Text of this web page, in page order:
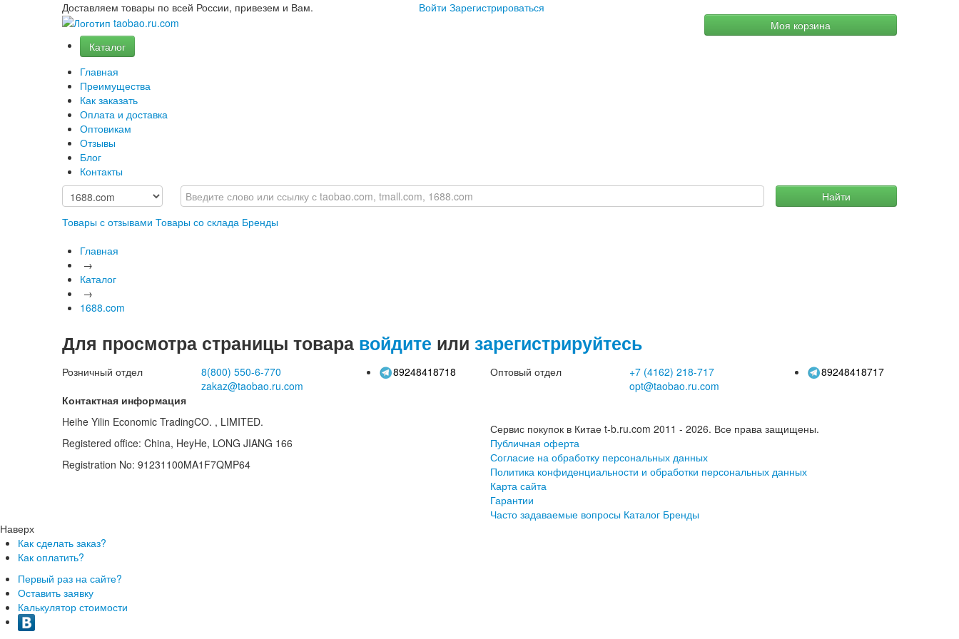
Доставляем товары по всей России, привезем и Вам. Войти Зарегистрироваться
Моя корзина
Каталог
Главная
Преимущества
Как заказать
Оплата и доставка
Оптовикам
Отзывы
Блог
Контакты
Товары с отзывами Товары со склада Бренды
Найти
Главная
→
Каталог
→
1688.com
Для просмотра страницы товара войдите или зарегистрируйтесь
Розничный отдел 8(800) 550-6-770
zakaz@taobao.ru.com
89248418718 Оптовый отдел +7 (4162) 218-717
opt@taobao.ru.com
89248418717
Контактная информация
Heihe Yilin Economic TradingCO. , LIMITED.
Registered office: China, HeyHe, LONG JIANG 166
Registration No: 91231100MA1F7QMP64
Сервис покупок в Китае t-b.ru.com 2011 - 2026. Все права защищены.
Публичная оферта
Согласие на обработку персональных данных
Политика конфиденциальности и обработки персональных данных
Карта сайта
Гарантии
Часто задаваемые вопросы Каталог Бренды
Наверх
Как сделать заказ?
Как оплатить?
Первый раз на сайте?
Оставить заявку
Калькулятор стоимости